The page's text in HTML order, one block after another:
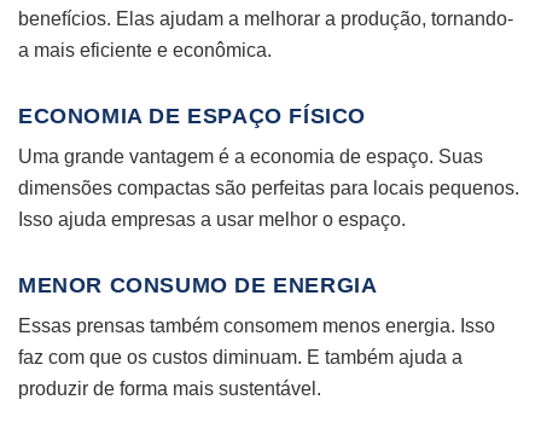
benefícios. Elas ajudam a melhorar a produção, tornando-
a mais eficiente e econômica.
ECONOMIA DE ESPAÇO FÍSICO
Uma grande vantagem é a economia de espaço. Suas
dimensões compactas são perfeitas para locais pequenos.
Isso ajuda empresas a usar melhor o espaço.
MENOR CONSUMO DE ENERGIA
Essas prensas também consomem menos energia. Isso
faz com que os custos diminuam. E também ajuda a
produzir de forma mais sustentável.